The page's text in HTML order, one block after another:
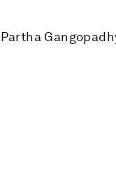
Partha